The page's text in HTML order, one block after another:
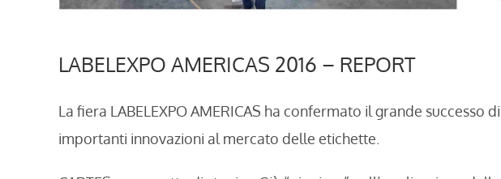
LABELEXPO AMERICAS 2016 – REPORT
La fiera LABELEXPO AMERICAS ha confermato il grande successo
importanti innovazioni al mercato delle etichette.